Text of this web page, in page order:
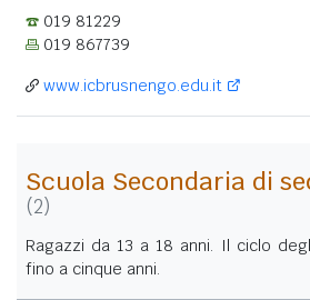
019 81229
019 867739
www.icbrusnengo.edu.it
Scuola Secondaria di
(2)
Ragazzi da 13 a 18 anni. Il ciclo
fino a cinque anni.